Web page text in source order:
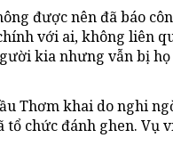
được nên đã báo
với ai, không liên
kia nhưng vẫn bị họ
Thơm khai do nghi
chức đánh ghen. Vụ